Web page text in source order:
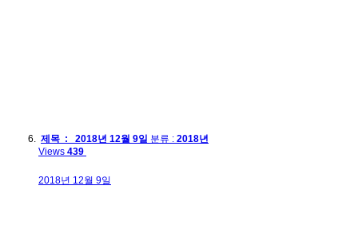
제목 : 2018년 12월 9일 분류 : 2018년
Views 439
2018년 12월 9일